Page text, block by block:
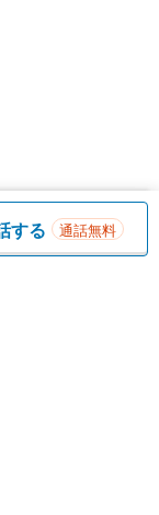
一覧を開く
する 通話無料